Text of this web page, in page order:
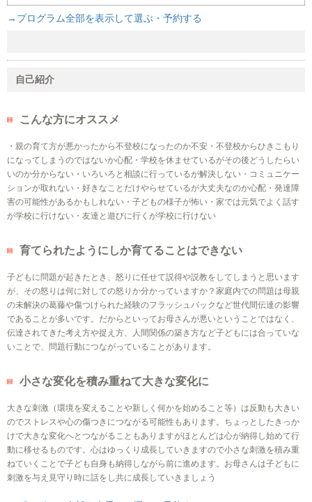
→プログラム全部を表示して選ぶ・予約する
自己紹介
こんな方にオススメ
・親の育て方が悪かったから不登校になったのか不安・不登校からひきこもり
になってしまうのではないか心配・学校を休ませているがその後どうしたらい
いのか分からない・いろいろと相談に行っているが解決しない・コミュニケー
ションが取れない・好きなことだけやらせているが大丈夫なのか心配・発達障
害の可能性があるかもしれない・子どもの様子が怖い・家では元気でよく話す
が学校に行けない・友達と遊びに行くが学校に行けない
育てられたようにしか育てることはできない
子どもに問題が起きたとき、怒りに任せて説得や説教をしてしまうと思います
が、その怒りは何に対しての怒りか分かっていますか？家庭内での問題は母親
の未解決の葛藤や傷つけられた経験のフラッシュバックなど世代間伝達の影響
であることが多いです。だからといってお母さんが悪いということではなく、
伝達されてきた考え方や捉え方、人間関係の築き方など子どもには合っていな
いことで、問題行動につながっていることがあります。
小さな変化を積み重ねて大きな変化に
大きな刺激（環境を変えることや新しく何かを始めること等）は反動も大きい
のでストレスや心の傷つきにつながる可能性もあります。ちょっとしたきっか
けで大きな変化へとつながることもありますがほとんどは心が納得し始めて行
動に移せるものです。心はゆっくり成長していきますので小さな刺激を積み重
ねていくことで子ども自身も納得しながら前に進めます。お母さんは子どもに
刺激を与え見守り時に話をし共に成長していきましょう